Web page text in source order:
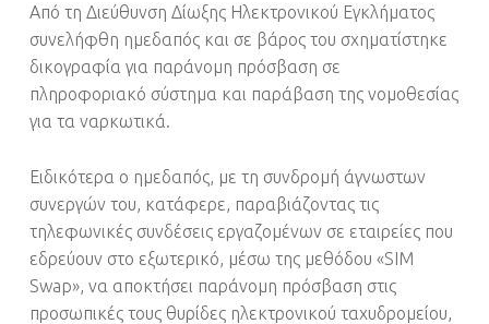
Από τη Διεύθυνση Δίωξης Ηλεκτρονικού Εγκλήματος
συνελήφθη ημεδαπός και σε βάρος του σχηματίστηκε
δικογραφία για παράνομη πρόσβαση σε
πληροφοριακό σύστημα και παράβαση της νομοθεσίας
για τα ναρκωτικά.
Ειδικότερα ο ημεδαπός, με τη συνδρομή άγνωστων
συνεργών του, κατάφερε, παραβιάζοντας τις
τηλεφωνικές συνδέσεις εργαζομένων σε εταιρείες που
εδρεύουν στο εξωτερικό, μέσω της μεθόδου «SIM
Swap», να αποκτήσει παράνομη πρόσβαση στις
προσωπικές τους θυρίδες ηλεκτρονικού ταχυδρομείου,